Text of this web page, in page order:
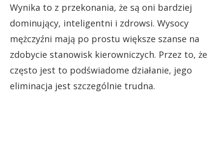
Wynika to z przekonania, że są oni bardziej
dominujący, inteligentni i zdrowsi. Wysocy
mężczyźni mają po prostu większe szanse na
zdobycie stanowisk kierowniczych. Przez to, że
często jest to podświadome działanie, jego
eliminacja jest szczególnie trudna.